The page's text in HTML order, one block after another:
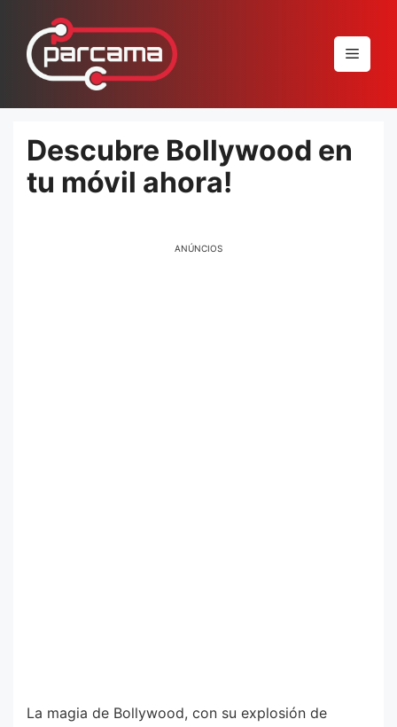
conteúdo
Menu
Descubre Bollywood en
tu móvil ahora!
ANÚNCIOS
La magia de Bollywood, con su explosión de